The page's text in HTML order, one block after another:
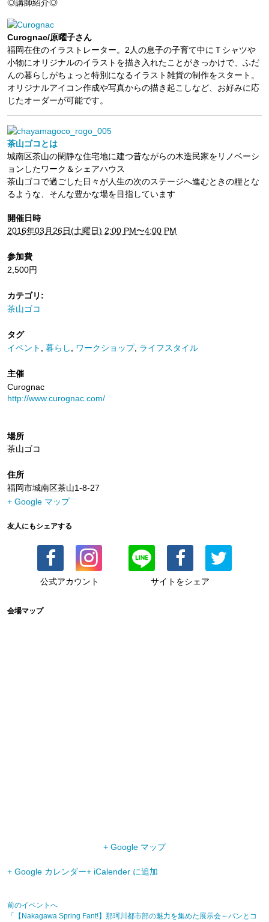
◎講師紹介◎
Curognac/原曜子さん
福岡在住のイラストレーター。2人の息子の子育て中にＴシャツや
小物にオリジナルのイラストを描き入れたことがきっかけで、ふだ
んの暮らしがちょっと特別になるイラスト雑貨の制作をスタート。
オリジナルアイコン作成や写真からの描き起こしなど、お好みに応
じたオーダーが可能です。
茶山ゴコとは
城南区茶山の閑静な住宅地に建つ昔ながらの木造民家をリノベーシ
ョンしたワーク＆シェアハウス
茶山ゴコで過ごした日々が人生の次のステージへ進むときの糧とな
るような、そんな豊かな場を目指しています
開催日時
2016年03月26日(土曜日) 2:00 PM〜4:00 PM
参加費
2,500円
カテゴリ:
茶山ゴコ
タグ
イベント
暮らし ワークショップ, ライフスタイル
主催
Curognac
http://www.curognac.com/
場所
茶山ゴコ
住所
福岡市城南区茶山1-8-27
+ Google マップ
友人にもシェアする
公式アカウント サイトをシェア
会場マップ
+ Google マップ
+ Google カレンダー+ iCalender に追加
前のイベントへ
「【Nakagawa Spring Fant!】那珂川都市部の魅力を集めた展示会～パンとコ